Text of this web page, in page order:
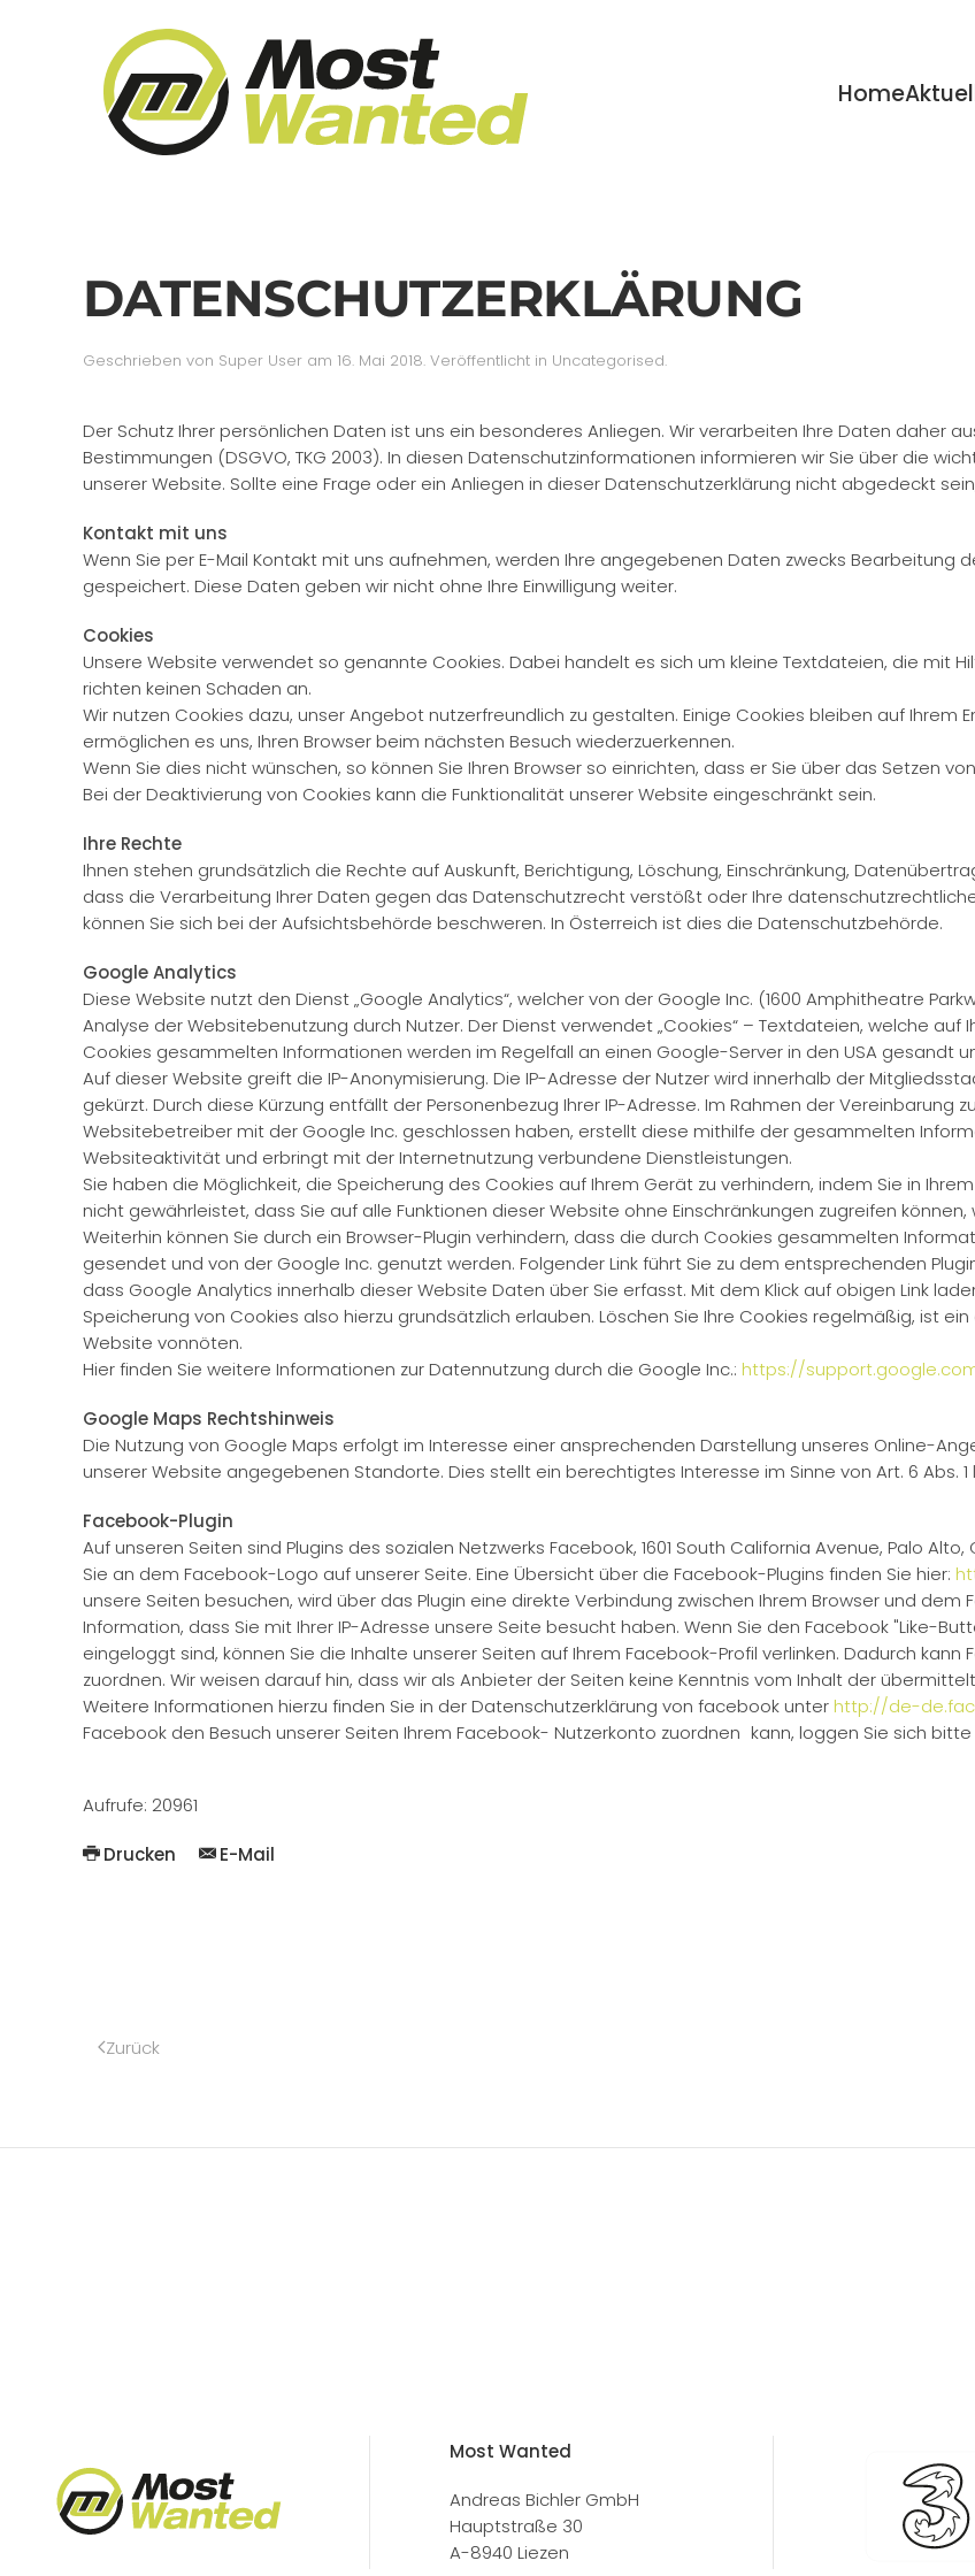
Skip to main content
Home
DATENSCHUTZERKLÄRUNG
Geschrieben von Super User am 16. Mai 2018. Veröffentlicht in Uncategorised.
Der Schutz Ihrer persönlichen Daten ist uns ein besonderes Anliegen. Wir verarbeiten Ihre Daten daher
Bestimmungen (DSGVO, TKG 2003). In diesen Datenschutzinformationen informieren wir Sie über die
unserer Website. Sollte eine Frage oder ein Anliegen in dieser Datenschutzerklärung nicht abgedeckt
Kontakt mit uns
Wenn Sie per E-Mail Kontakt mit uns aufnehmen, werden Ihre angegebenen Daten zwecks Bearbeitung
gespeichert. Diese Daten geben wir nicht ohne Ihre Einwilligung weiter.
Cookies
Unsere Website verwendet so genannte Cookies. Dabei handelt es sich um kleine Textdateien, die mit
richten keinen Schaden an.
Wir nutzen Cookies dazu, unser Angebot nutzerfreundlich zu gestalten. Einige Cookies bleiben auf Ihrem
ermöglichen es uns, Ihren Browser beim nächsten Besuch wiederzuerkennen.
Wenn Sie dies nicht wünschen, so können Sie Ihren Browser so einrichten, dass er Sie über das Setzen
Bei der Deaktivierung von Cookies kann die Funktionalität unserer Website eingeschränkt sein.
Ihre Rechte
Ihnen stehen grundsätzlich die Rechte auf Auskunft, Berichtigung, Löschung, Einschränkung,
dass die Verarbeitung Ihrer Daten gegen das Datenschutzrecht verstößt oder Ihre
können Sie sich bei der Aufsichtsbehörde beschweren. In Österreich ist dies die Datenschutzbehörde.
Google Analytics
Diese Website nutzt den Dienst „Google Analytics“, welcher von der Google Inc. (1600 Amphitheatre
Analyse der Websitebenutzung durch Nutzer. Der Dienst verwendet „Cookies“ – Textdateien, welche
Cookies gesammelten Informationen werden im Regelfall an einen Google-Server in den USA gesandt
Auf dieser Website greift die IP-Anonymisierung. Die IP-Adresse der Nutzer wird innerhalb der
gekürzt. Durch diese Kürzung entfällt der Personenbezug Ihrer IP-Adresse. Im Rahmen der Vereinbarung
Websitebetreiber mit der Google Inc. geschlossen haben, erstellt diese mithilfe der gesammelten
Websiteaktivität und erbringt mit der Internetnutzung verbundene Dienstleistungen.
Sie haben die Möglichkeit, die Speicherung des Cookies auf Ihrem Gerät zu verhindern, indem Sie in
nicht gewährleistet, dass Sie auf alle Funktionen dieser Website ohne Einschränkungen zugreifen können,
Weiterhin können Sie durch ein Browser-Plugin verhindern, dass die durch Cookies gesammelten
gesendet und von der Google Inc. genutzt werden. Folgender Link führt Sie zu dem entsprechenden
dass Google Analytics innerhalb dieser Website Daten über Sie erfasst. Mit dem Klick auf obigen Link
Speicherung von Cookies also hierzu grundsätzlich erlauben. Löschen Sie Ihre Cookies regelmäßig, ist
Website vonnöten.
Hier finden Sie weitere Informationen zur Datennutzung durch die Google Inc.: https://
Google Maps Rechtshinweis
Die Nutzung von Google Maps erfolgt im Interesse einer ansprechenden Darstellung unseres Online-
unserer Website angegebenen Standorte. Dies stellt ein berechtigtes Interesse im Sinne von Art. 6 Abs. 1
Facebook-Plugin
Auf unseren Seiten sind Plugins des sozialen Netzwerks Facebook, 1601 South California Avenue, Palo
Sie an dem Facebook-Logo auf unserer Seite. Eine Übersicht über die Facebook-Plugins finden Sie hier:
unsere Seiten besuchen, wird über das Plugin eine direkte Verbindung zwischen Ihrem Browser und
Information, dass Sie mit Ihrer IP-Adresse unsere Seite besucht haben. Wenn Sie den Facebook "Like-
eingeloggt sind, können Sie die Inhalte unserer Seiten auf Ihrem Facebook-Profil verlinken. Dadurch
zuordnen. Wir weisen darauf hin, dass wir als Anbieter der Seiten keine Kenntnis vom Inhalt der
Weitere Informationen hierzu finden Sie in der Datenschutzerklärung von facebook unter http://de-
Facebook den Besuch unserer Seiten Ihrem Facebook- Nutzerkonto zuordnen kann, loggen Sie sich
Aufrufe: 20961
Drucken E-Mail
Zurück
Most Wanted
Andreas Bichler GmbH
Hauptstraße 30
A-8940 Liezen